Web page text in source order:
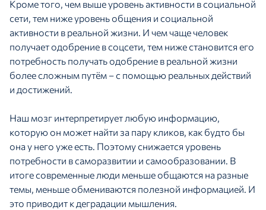
Кроме того, чем выше уровень активности в социальной
сети, тем ниже уровень общения и социальной
активности в реальной жизни. И чем чаще человек
получает одобрение в соцсети, тем ниже становится его
потребность получать одобрение в реальной жизни
более сложным путём – с помощью реальных действий
и достижений.
Наш мозг интерпретирует любую информацию,
которую он может найти за пару кликов, как будто бы
она у него уже есть. Поэтому снижается уровень
потребности в саморазвитии и самообразовании. В
итоге современные люди меньше общаются на разные
темы, меньше обмениваются полезной информацией. И
это приводит к деградации мышления.